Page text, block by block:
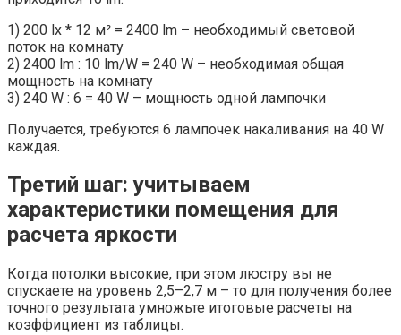
1) 200 lx * 12 м² = 2400 lm – необходимый световой
поток на комнату
2) 2400 lm : 10 lm/W = 240 W – необходимая общая
мощность на комнату
3) 240 W : 6 = 40 W – мощность одной лампочки
Получается, требуются 6 лампочек накаливания на 40 W
каждая.
Третий шаг: учитываем
характеристики помещения для
расчета яркости
Когда потолки высокие, при этом люстру вы не
спускаете на уровень 2,5–2,7 м – то для получения более
точного результата умножьте итоговые расчеты на
коэффициент из таблицы.